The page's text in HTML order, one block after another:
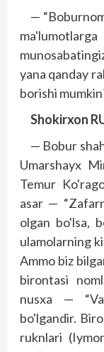
—
yana qanday
borishi
Shokirxon
— Bobur
Umarshayx
Temur
asar —
olgan bo'lsa,
ulamolarning
Ammo biz
birontasi
nusxa —
bo'lgandir.
ruknlari